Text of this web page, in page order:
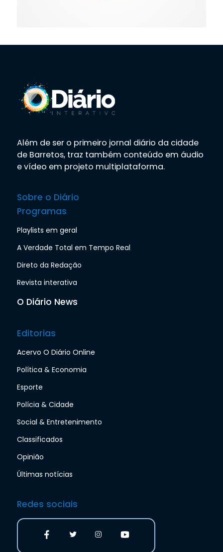
Além de ser o primeiro jornal diário da cidade
de Barretos, traz também conteúdo em áudio
e vídeo em projeto multiplataforma.
Sobre o Diário
Programas
Playlists em geral
A Verdade Total em Tempo Real
Direto da Redação
Revista interativa
O Diário News
Editorias
Acervo O Diário Online
Política & Economia
Esporte
Polícia & Cidade
Social & Entretenimento
Classificados
Opinião
Últimas notícias
Redes sociais